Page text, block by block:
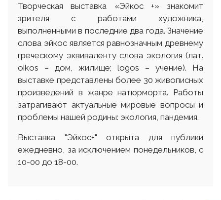
Творческая выставка «Эйкос +» знакомит
зрителя с работами художника,
выполненными в последние два года. Значение
слова эйкос является равнозначным древнему
греческому эквиваленту слова экология (лат.
оіkos – дом, жилище; logos – учение). На
выставке представлены более 30 живописных
произведений в жанре натюрморта. Работы
затрагивают актуальные мировые вопросы и
проблемы нашей родины: экология, пандемия.
Выставка "Эйкос+" открыта для публики
ежедневно, за исключением понедельников, с
10-00 до 18-00.